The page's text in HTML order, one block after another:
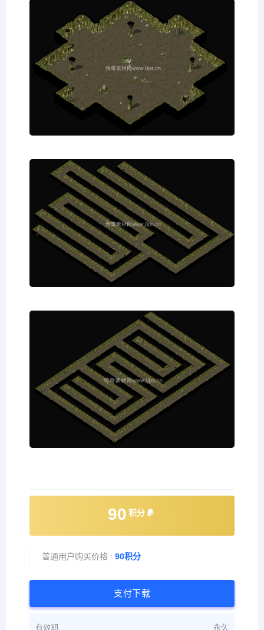
90 积分
普通用户购买价格 : 90积分
支付下载
有效期 永久